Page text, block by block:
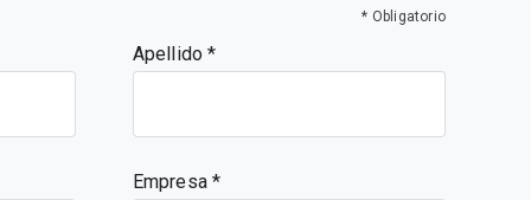
* Obligatorio
Apellido
Empresa